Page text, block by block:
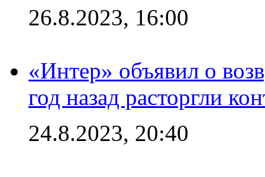
26.8.2023, 16:00
«Интер» объявил о
год назад расторгли
24.8.2023, 20:40